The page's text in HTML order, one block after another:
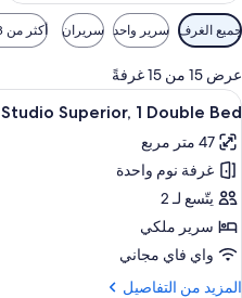
عوامل
التصفية
المتاحة
للغرف
جميع الغرف سرير واحد سريران أكثر من 3 أسرّة
عرض 15 من 15 غرفةً
استعراض
جميع
صور
Studio
Superior,
1
Double
Bed
3
Studio Superior, 1 Double Bed
47 متر مربع
غرفة نوم واحدة
يتّسع لـ 2
سرير ملكي
واي فاي مجاني
المزيد من التفاصيل
المزيد